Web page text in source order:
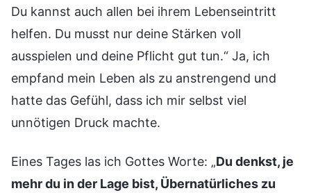
Du kannst auch allen bei ihrem Lebenseintritt
helfen. Du musst nur deine Stärken voll
ausspielen und deine Pflicht gut tun.“ Ja, ich
empfand mein Leben als zu anstrengend und
hatte das Gefühl, dass ich mir selbst viel
unnötigen Druck machte.
Eines Tages las ich Gottes Worte: „Du denkst, je
mehr du in der Lage bist, Übernatürliches zu